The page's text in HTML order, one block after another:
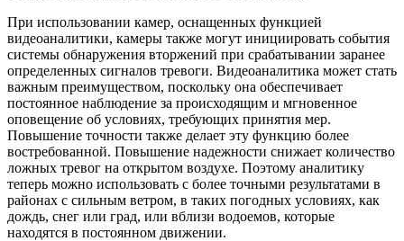
При использовании камер, оснащенных функцией
видеоаналитики, камеры также могут инициировать события
системы обнаружения вторжений при срабатывании заранее
определенных сигналов тревоги. Видеоаналитика может стать
важным преимуществом, поскольку она обеспечивает
постоянное наблюдение за происходящим и мгновенное
оповещение об условиях, требующих принятия мер.
Повышение точности также делает эту функцию более
востребованной. Повышение надежности снижает количество
ложных тревог на открытом воздухе. Поэтому аналитику
теперь можно использовать с более точными результатами в
районах с сильным ветром, в таких погодных условиях, как
дождь, снег или град, или вблизи водоемов, которые
находятся в постоянном движении.